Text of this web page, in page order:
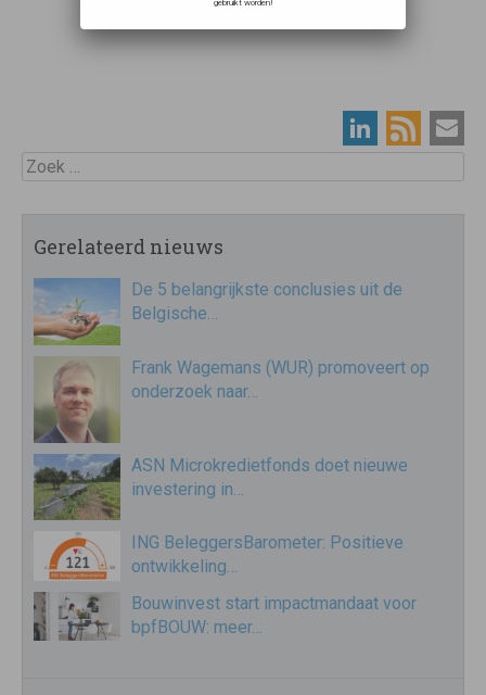
Zoek
Gerelateerd nieuws
De 5 belangrijkste conclusies uit de
Belgische…
Frank Wagemans (WUR) promoveert op
onderzoek naar…
ASN Microkredietfonds doet nieuwe
investering in…
ING BeleggersBarometer: Positieve
ontwikkeling…
Bouwinvest start impactmandaat voor
bpfBOUW: meer…
gebruikt worden!